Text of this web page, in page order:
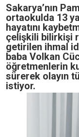
Sakarya’nın
ortaokulda 13
hayatını
çelişkili bilirkişi
getirilen ihmal
baba Volkan
öğretmenlerin
sürerek olayın
istiyor.